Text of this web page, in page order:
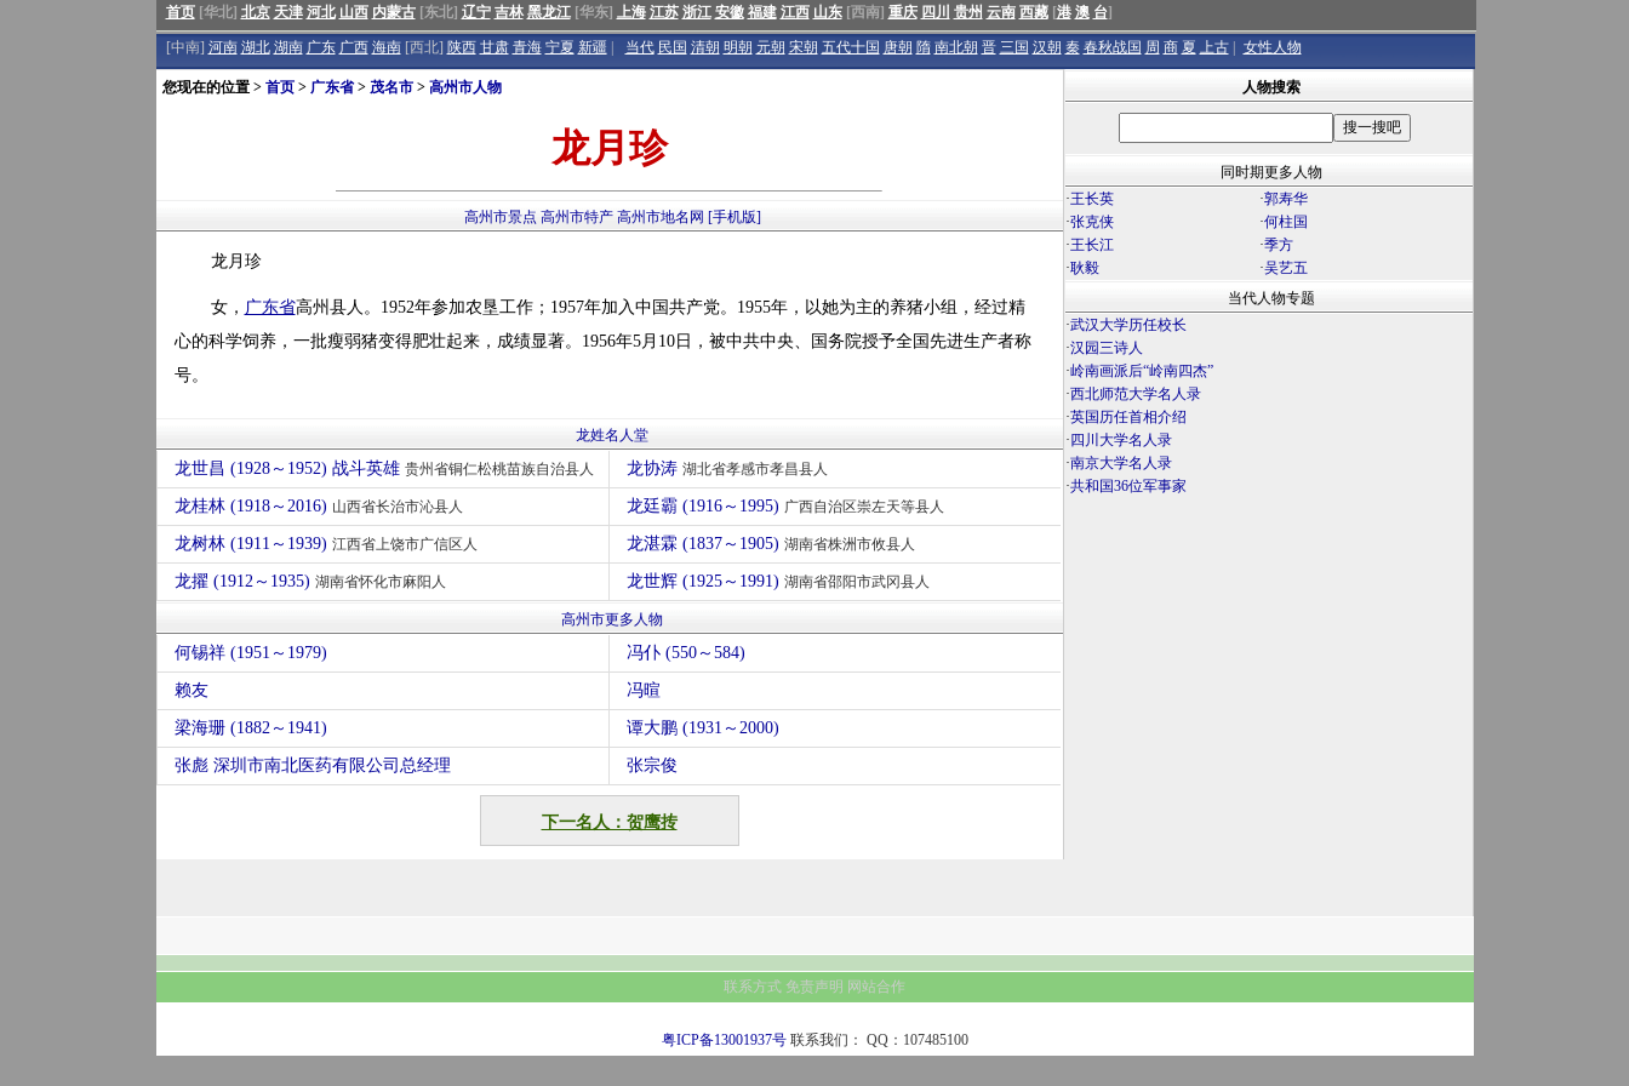
首页[华北] 北京 天津 河北 山西 内蒙古[东北] 辽宁 吉林 黑龙江[华东] 上海 江苏 浙江 安徽 福建 江西 山东[西南] 重庆 四川 贵州 云南 西藏[港 澳 台]
[中南] 河南 湖北 湖南 广东 广西 海南[西北] 陕西 甘肃 青海 宁夏 新疆 当代 民国 清朝 明朝 元朝 宋朝 五代十国 唐朝 隋 南北朝 晋 三国 汉朝 秦 春秋战国 周 商 夏 上古 女性人物
您现在的位置 > 首页> 广东省> 茂名市> 高州市人物
龙月珍
高州市景点 高州市特产 高州市地名网 [手机版]
龙月珍
女， 广东省高州县人。1952年参加农垦工作；1957年加入中国共产党。1955年，以她为主的养猪小组，经过精
心的科学饲养，一批瘦弱猪变得肥壮起来，成绩显著。1956年5月10日，被中共中央、国务院授予全国先进生产者称
号。
龙姓名人堂
龙世昌 (1928～1952) 战斗英雄 贵州省铜仁松桃苗族自治县人 龙协涛 湖北省孝感市孝昌县人
龙桂林 (1918～2016) 山西省长治市沁县人 龙廷霸 (1916～1995) 广西自治区崇左天等县人
龙树林 (1911～1939) 江西省上饶市广信区人 龙湛霖 (1837～1905) 湖南省株洲市攸县人
龙擢 (1912～1935) 湖南省怀化市麻阳人 龙世辉 (1925～1991) 湖南省邵阳市武冈县人
高州市更多人物
何锡祥 (1951～1979) 冯仆 (550～584)
赖友 冯暄
梁海珊 (1882～1941) 谭大鹏 (1931～2000)
张彪 深圳市南北医药有限公司总经理 张宗俊
下一名人：贺鹰抟
人物搜索
同时期更多人物
·王长英 ·郭寿华
·张克侠 ·何柱国
·王长江 ·季方
·耿毅 ·吴艺五
当代人物专题
·武汉大学历任校长
·汉园三诗人
·岭南画派后“岭南四杰”
·西北师范大学名人录
·英国历任首相介绍
· 四川大学名人录
·南京大学名人录
·共和国36位军事家
联系方式 免责声明 网站合作
粤ICP备13001937号 联系我们： QQ：107485100